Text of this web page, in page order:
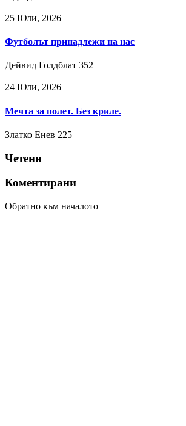
25 Юли, 2026
Футболът принадлежи на нас
Дейвид Голдблат 352
24 Юли, 2026
Мечта за полет. Без криле.
Златко Енев 225
Четени
Коментирани
Обратно към началото